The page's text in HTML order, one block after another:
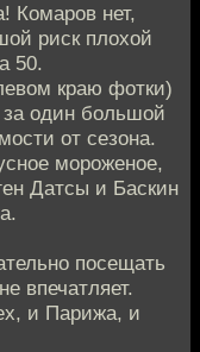
Комаров нет,
риск плохой
50.
краю фотки)
за один большой
от сезона.
мороженое,
Датсы и Баскин
посещать
впечатляет.
и Парижа, и